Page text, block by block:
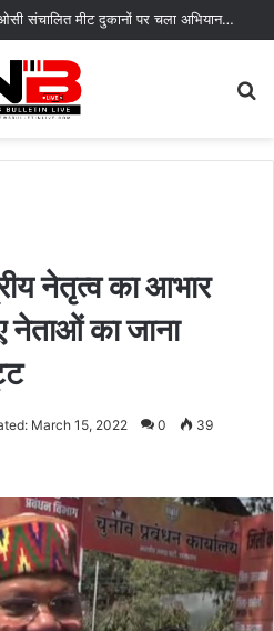
नगर निगम की कार्रवाई: बिना एनओसी संचालित मीट दुकानों पर चला अभियान, 45250 रुपये का चालान
नेतृत्व का आभार
का जाना
March 15, 2022 0 39